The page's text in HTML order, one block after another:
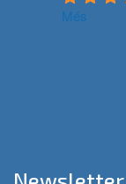
Més